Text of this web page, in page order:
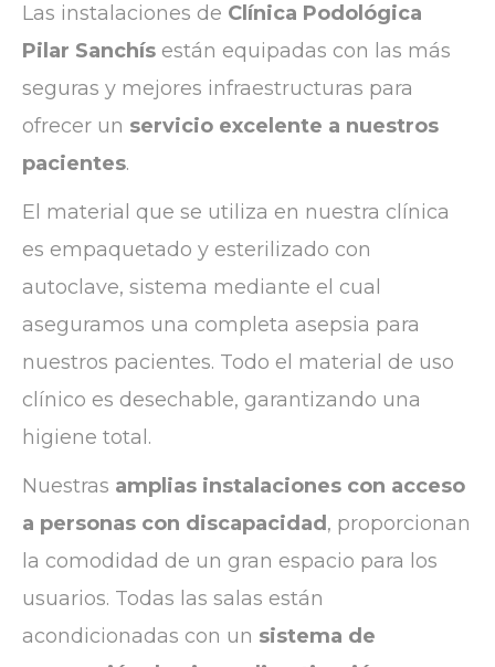
Las instalaciones de Clínica Podológica
Pilar Sanchís están equipadas con las más
seguras y mejores infraestructuras para
ofrecer un servicio excelente a nuestros
pacientes.
El material que se utiliza en nuestra clínica
es empaquetado y esterilizado con
autoclave, sistema mediante el cual
aseguramos una completa asepsia para
nuestros pacientes. Todo el material de uso
clínico es desechable, garantizando una
higiene total.
Nuestras amplias instalaciones con acceso
a personas con discapacidad , proporcionan
la comodidad de un gran espacio para los
usuarios. Todas las salas están
acondicionadas con un sistema de